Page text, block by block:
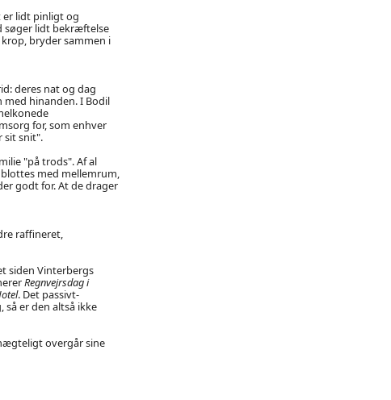
er lidt pinligt og
søger lidt bekræftelse
bryder sammen i
deres nat og dag
hinanden. I Bodil
for, som enhver
sit snit".
"på trods". Af al
med mellemrum,
godt for. At de drager
raffineret,
siden Vinterbergs
Regnvejrsdag i
. Det passivt-
er den altså ikke
overgår sine